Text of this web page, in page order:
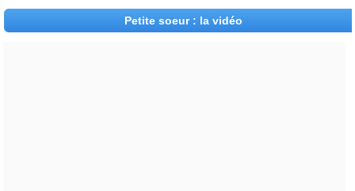
Petite soeur : la vidéo